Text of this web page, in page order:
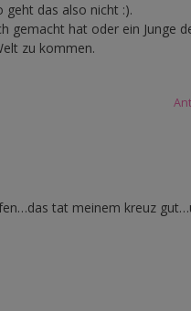
geht das also nicht :).
gemacht hat oder ein Junge
zu kommen.
tat meinem kreuz